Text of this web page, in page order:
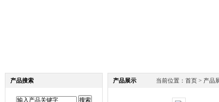
产品搜索 产品展示 当前位置： 首页 > 产品